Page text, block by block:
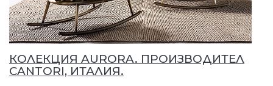
КОЛЕКЦИЯ AURORA. ПРОИЗВОДИТЕЛ
CANTORI, ИТАЛИЯ.